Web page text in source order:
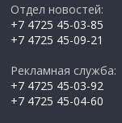
Отдел новостей:
+7 4725 45-03-85
+7 4725 45-09-21
Рекламная служба:
+7 4725 45-03-92
+7 4725 45-04-60